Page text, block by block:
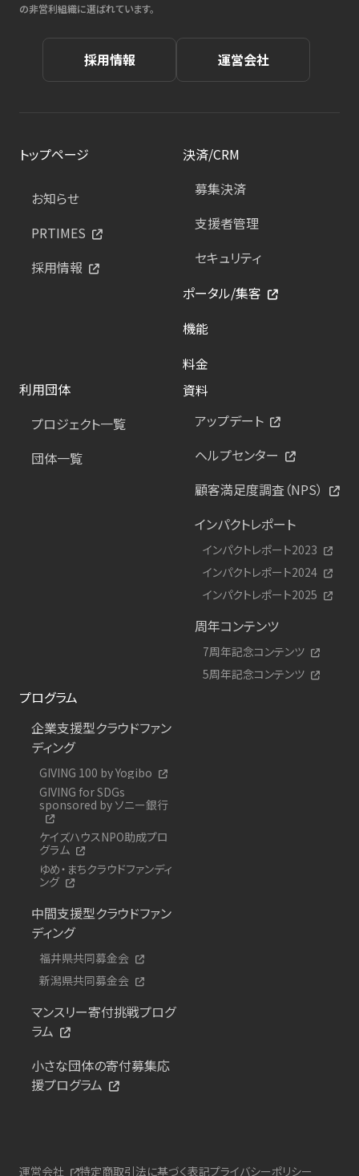
の非営利組織に選ばれています。
採用情報 運営会社
トップページ
お知らせ
PRTIMES
採用情報
決済/CRM
募集決済
支援者管理
セキュリティ
ポータル/集客
機能
料金
利用団体
プロジェクト一覧
団体一覧
資料
アップデート
ヘルプセンター
顧客満足度調査（NPS）
インパクトレポート
インパクトレポート2023
インパクトレポート2024
インパクトレポート2025
周年コンテンツ
7周年記念コンテンツ
5周年記念コンテンツ
プログラム
企業支援型クラウドファン
ディング
GIVING 100 by Yogibo
GIVING for SDGs
sponsored by ソニー銀行
ケイズハウスNPO助成プロ
グラム
ゆめ・まちクラウドファンディ
ング
中間支援型クラウドファン
ディング
福井県共同募金会
新潟県共同募金会
マンスリー寄付挑戦プログ
ラム
小さな団体の寄付募集応
援プログラム
運営会社 特定商取引法に基づく表記プライバシーポリシー